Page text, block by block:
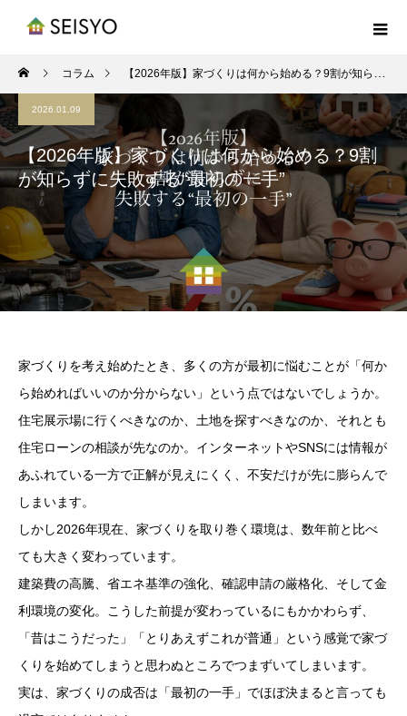
コラム 【2026年版】家づくりは何から始める？9割が知らずに失敗する“最初の一手”
2026.01.09
【2026年版】家づくりは何から始める？9割
が知らずに失敗する“最初の一手”
家づくりを考え始めたとき、多くの方が最初に悩むことが「何か
ら始めればいいのか分からない」という点ではないでしょうか。
住宅展示場に行くべきなのか、土地を探すべきなのか、それとも
住宅ローンの相談が先なのか。インターネットやSNSには情報が
あふれている一方で正解が見えにくく、不安だけが先に膨らんで
しまいます。
しかし2026年現在、家づくりを取り巻く環境は、数年前と比べ
ても大きく変わっています。
建築費の高騰、省エネ基準の強化、確認申請の厳格化、そして金
利環境の変化。こうした前提が変わっているにもかかわらず、
「昔はこうだった」「とりあえずこれが普通」という感覚で家づ
くりを始めてしまうと思わぬところでつまずいてしまいます。
実は、家づくりの成否は「最初の一手」でほぼ決まると言っても